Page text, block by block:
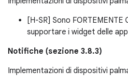
[H-SR] Sono FORTEMENTE
supportare i widget delle
Notifiche (sezione 3.8.3)
Implementazioni di dispositivi